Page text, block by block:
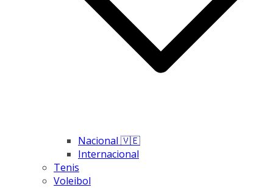
Nacional 🇻🇪
Internacional
Tenis
Voleibol